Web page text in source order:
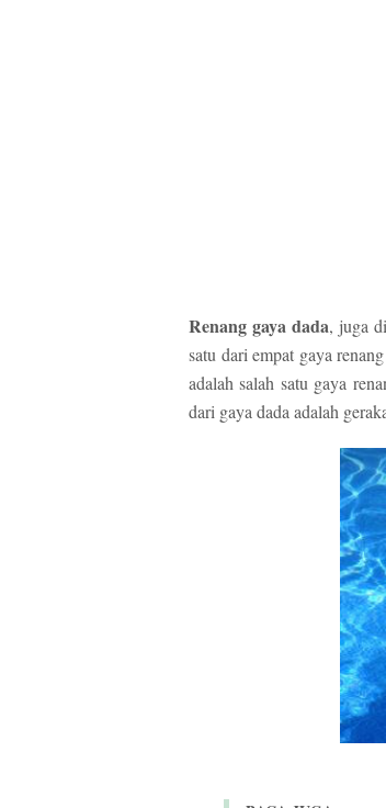
Renang gaya dada, juga
satu dari empat gaya
adalah salah satu gaya
dari gaya dada adalah